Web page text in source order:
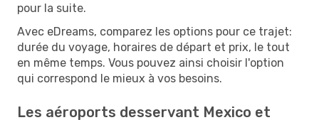
pour la suite.
Avec eDreams, comparez les options pour ce trajet:
durée du voyage, horaires de départ et prix, le tout
en même temps. Vous pouvez ainsi choisir l'option
qui correspond le mieux à vos besoins.
Les aéroports desservant Mexico et